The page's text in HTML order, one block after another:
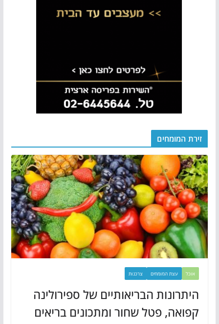
זירת המומחים
אוכל עצת המומחים צרכנות
היתרונות הבריאותיים של ספירולינה
קפואה, פטל שחור ומתכונים בריאים